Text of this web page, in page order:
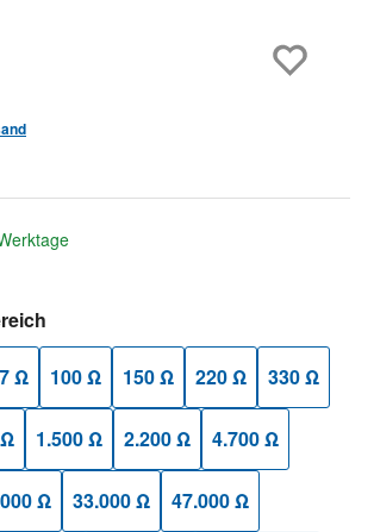
Ω 100 Ω 150 Ω 220 Ω 330 Ω
1.500 Ω 2.200 Ω 4.700 Ω
Ω 33.000 Ω 47.000 Ω